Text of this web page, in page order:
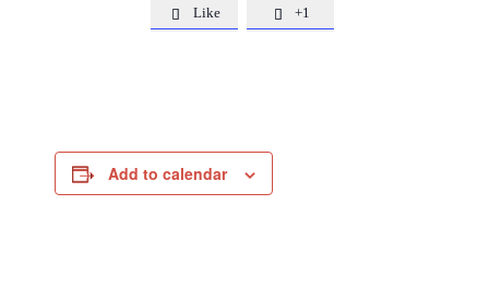
 Like  +1
Add to calendar